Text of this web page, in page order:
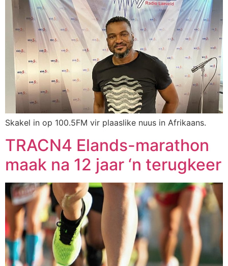
Skakel in op 100.5FM vir plaaslike nuus in Afrikaans.
TRACN4 Elands-marathon
maak na 12 jaar ‘n terugkeer